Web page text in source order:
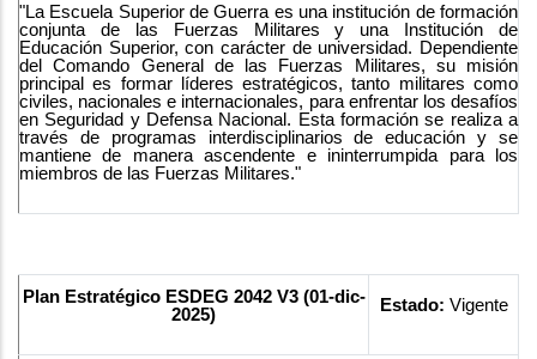
"La Escuela Superior de Guerra es una institución de formación
conjunta de las Fuerzas Militares y una Institución de
Educación Superior, con carácter de universidad. Dependiente
del Comando General de las Fuerzas Militares, su misión
principal es formar líderes estratégicos, tanto militares como
civiles, nacionales e internacionales, para enfrentar los desafíos
en Seguridad y Defensa Nacional. Esta formación se realiza a
través de programas interdisciplinarios de educación y se
mantiene de manera ascendente e ininterrumpida para los
miembros de las Fuerzas Militares."
Plan Estratégico ESDEG 2042 V3 (01-dic-
2025)
Estado: Vigente